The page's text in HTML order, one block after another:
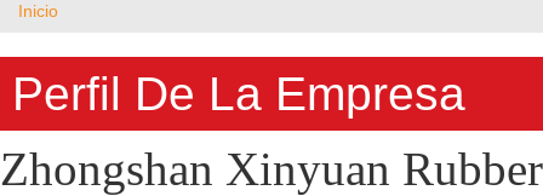
Inicio
Perfil De La Empresa
Zhongshan Xinyuan